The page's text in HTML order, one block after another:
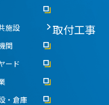
施設
関
ード
・倉庫
取付工事
オフィスでの運用
オフィスセキュリテ
には？
オフィスの鍵管理に